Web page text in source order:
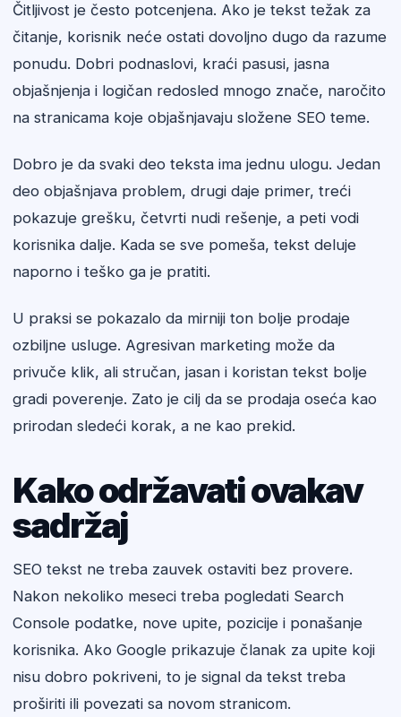
Čitljivost je često potcenjena. Ako je tekst težak za
čitanje, korisnik neće ostati dovoljno dugo da razume
ponudu. Dobri podnaslovi, kraći pasusi, jasna
objašnjenja i logičan redosled mnogo znače, naročito
na stranicama koje objašnjavaju složene SEO teme.
Dobro je da svaki deo teksta ima jednu ulogu. Jedan
deo objašnjava problem, drugi daje primer, treći
pokazuje grešku, četvrti nudi rešenje, a peti vodi
korisnika dalje. Kada se sve pomeša, tekst deluje
naporno i teško ga je pratiti.
U praksi se pokazalo da mirniji ton bolje prodaje
ozbiljne usluge. Agresivan marketing može da
privuče klik, ali stručan, jasan i koristan tekst bolje
gradi poverenje. Zato je cilj da se prodaja oseća kao
prirodan sledeći korak, a ne kao prekid.
Kako održavati ovakav
sadržaj
SEO tekst ne treba zauvek ostaviti bez provere.
Nakon nekoliko meseci treba pogledati Search
Console podatke, nove upite, pozicije i ponašanje
korisnika. Ako Google prikazuje članak za upite koji
nisu dobro pokriveni, to je signal da tekst treba
proširiti ili povezati sa novom stranicom.